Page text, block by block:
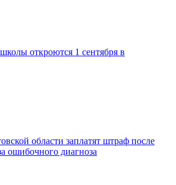
откроются 1 сентября в
области заплатят штраф после
ошибочного диагноза